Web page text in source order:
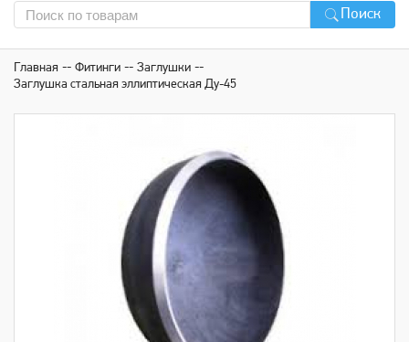
Поиск
Главная Фитинги
Заглушки
Заглушка стальная эллиптическая Ду-45